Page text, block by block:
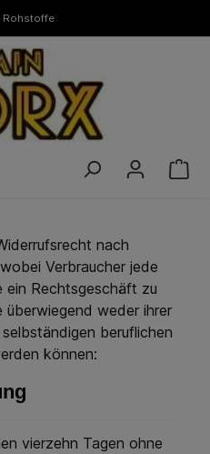
Rohstoffe
nach
Verbraucher jede
ein Rechtsgeschäft zu
weder ihrer
beruflichen
können:
vierzehn Tagen ohne